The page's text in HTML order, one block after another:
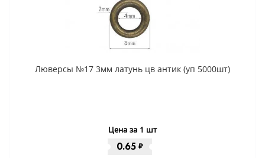
Люверсы №17 3мм латунь цв антик (уп 5000шт)
Цена за 1 шт
0.65 ₽